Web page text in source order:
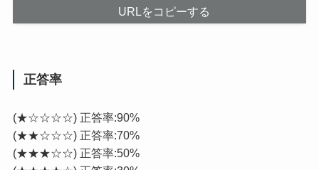
URLをコピーする
正答率
(★☆☆☆☆) 正答率:90%
(★★☆☆☆) 正答率:70%
(★★★☆☆) 正答率:50%